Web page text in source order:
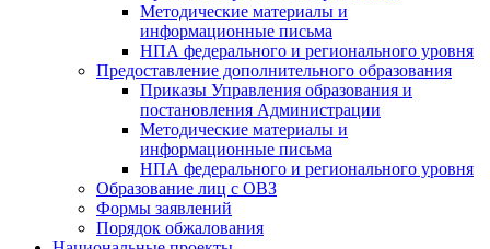
Методические материалы и
информационные письма
НПА федерального и регионального уровня
Предоставление дополнительного образования
Приказы Управления образования и
постановления Администрации
Методические материалы и
информационные письма
НПА федерального и регионального уровня
Образование лиц с ОВЗ
Формы заявлений
Порядок обжалования